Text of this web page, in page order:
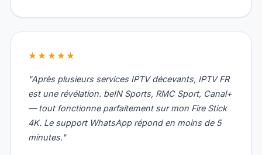
★★★★★
"Après plusieurs services IPTV décevants, IPTV FR
est une révélation. beIN Sports, RMC Sport, Canal+
— tout fonctionne parfaitement sur mon Fire Stick
4K. Le support WhatsApp répond en moins de 5
minutes."